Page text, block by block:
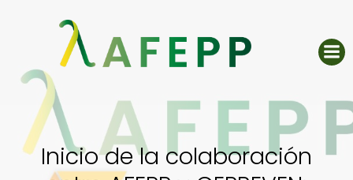
contenido
Inicio de la colaboración